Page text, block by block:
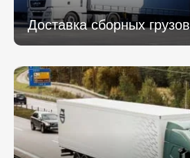
Доставка сборных грузов